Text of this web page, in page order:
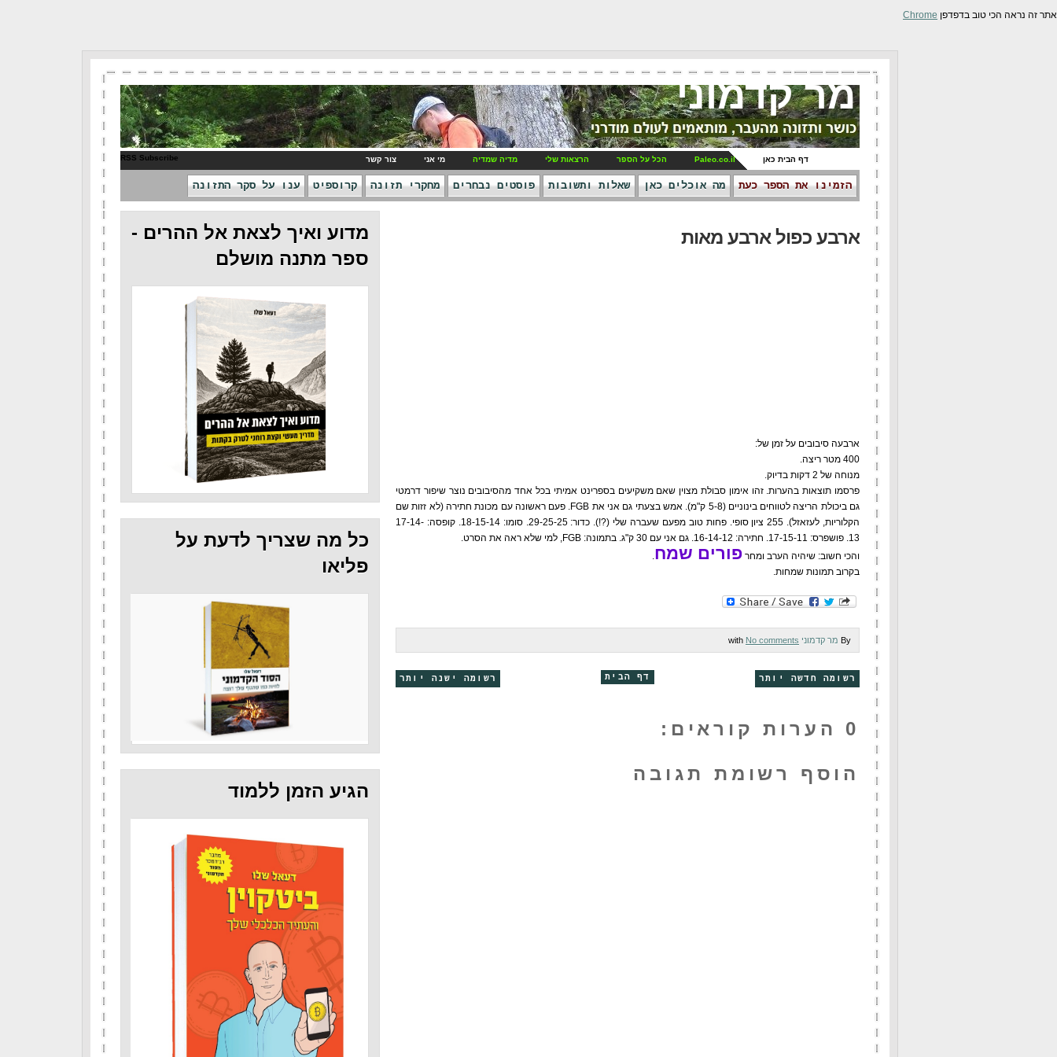
אתר זה נראה הכי טוב בדפדפן Chrome
מר קדמוני
דף הבית כאן Paleo.co.il הכל על הספר הרצאות שלי מדיה שמדיה מי אני צור קשר RSS Subscribe
הזמינו את הספר כעת מה אוכלים כאן שאלות ותשובות פוסטים נבחרים מחקרי תזונה קרוספיט ענו על סקר התזונה
ארבע כפול ארבע מאות
ארבעה סיבובים על זמן של:
400 מטר ריצה.
מנוחה של 2 דקות בדיוק.
פרסמו תוצאות בהערות. זהו אימון סבולת מצוין שאם משקיעים בספרינט אמיתי בכל אחד מהסיבובים נוצר שיפור דרמטי
גם ביכולת הריצה לטווחים בינוניים (5-8 ק"מ). אמש בצעתי גם אני את FGB. פעם ראשונה עם מכונת חתירה (לא זזות שם
הקלוריות, לעזאזל). 255 ציון סופי. פחות טוב מפעם שעברה שלי (?!). כדור: 29-25-25. סומו: 18-15-14. קופסה: 17-14-
13. פושפרס: 17-15-11. חתירה: 16-14-12. גם אני עם 30 ק"ג. בתמונה: FGB, למי שלא ראה את הסרט.
והכי חשוב: שיהיה הערב ומחר פורים שמח.
בקרוב תמונות שמחות.
By מר קדמוני No comments
רשומה חדשה יותר רשומה ישנה יותר דף הבית
0 הערות קוראים:
הוסף רשומת תגובה
מדוע ואיך לצאת אל ההרים -
ספר מתנה מושלם
כל מה שצריך לדעת על
פליאו
הגיע הזמן ללמוד